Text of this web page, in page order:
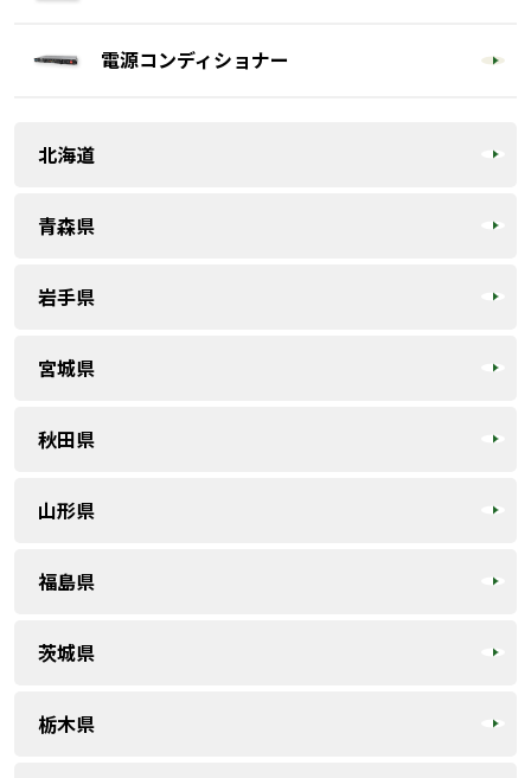
電源コンディショナー
北海道
青森県
岩手県
宮城県
秋田県
山形県
福島県
茨城県
栃木県